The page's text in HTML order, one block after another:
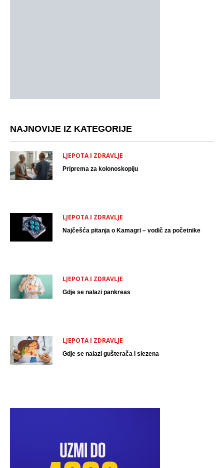
NAJNOVIJE IZ KATEGORIJE
LJEPOTA I ZDRAVLJE
Priprema za kolonoskopiju
LJEPOTA I ZDRAVLJE
Najčešća pitanja o Kamagri – vodič za početnike
LJEPOTA I ZDRAVLJE
Gdje se nalazi pankreas
LJEPOTA I ZDRAVLJE
Gdje se nalazi gušterača i slezena